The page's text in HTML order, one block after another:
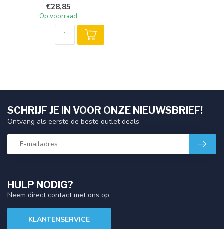
€28,85
Op voorraad
HULP NODIG?
Neem direct contact met ons op.
KLANTENSERVICE
SCHRIJF JE IN VOOR ONZE NIEUWSBRIEF!
Ontvang als eerste de beste outlet deals